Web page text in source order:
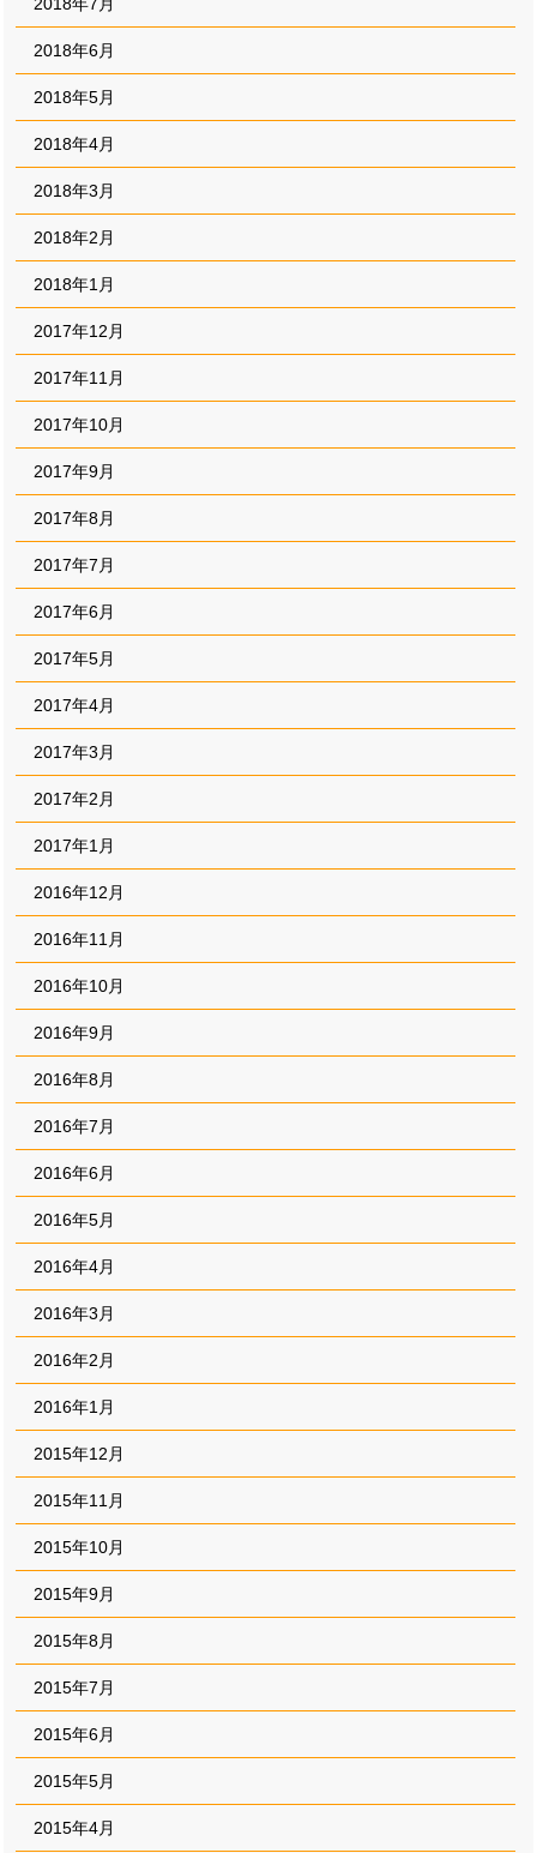
2018年6月
2018年5月
2018年4月
2018年3月
2018年2月
2018年1月
2017年12月
2017年11月
2017年10月
2017年9月
2017年8月
2017年7月
2017年6月
2017年5月
2017年4月
2017年3月
2017年2月
2017年1月
2016年12月
2016年11月
2016年10月
2016年9月
2016年8月
2016年7月
2016年6月
2016年5月
2016年4月
2016年3月
2016年2月
2016年1月
2015年12月
2015年11月
2015年10月
2015年9月
2015年8月
2015年7月
2015年6月
2015年5月
2015年4月